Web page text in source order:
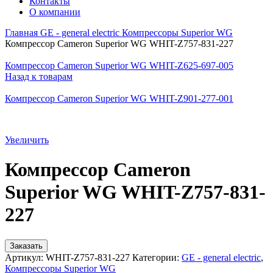
О компании
Главная GE - general electric Компрессоры Superior WG
Компрессор Cameron Superior WG WHIT-Z757-831-227
Компрессор Cameron Superior WG WHIT-Z625-697-005
Назад к товарам
Компрессор Cameron Superior WG WHIT-Z901-277-001
Увеличить
Компрессор Cameron
Superior WG WHIT-Z757-831-
227
Заказать
Артикул: WHIT-Z757-831-227 Категории: GE - general electric,
Компрессоры Superior WG